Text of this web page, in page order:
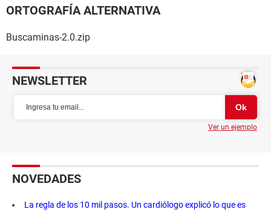
ORTOGRAFÍA ALTERNATIVA
Buscaminas-2.0.zip
NEWSLETTER
Ver un ejemplo
NOVEDADES
La regla de los 10 mil pasos. Un cardiólogo explicó lo que es